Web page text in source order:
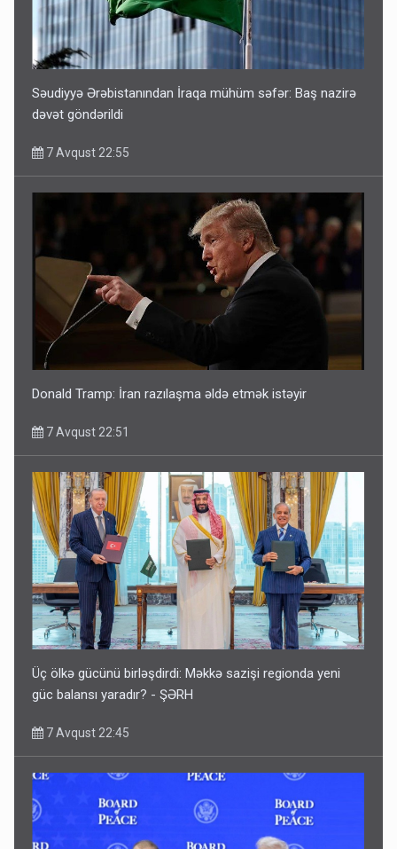
Səudiyyə Ərəbistanından İraqa mühüm səfər: Baş nazirə
dəvət göndərildi
7 Avqust 22:55
Donald Tramp: İran razılaşma əldə etmək istəyir
7 Avqust 22:51
Üç ölkə gücünü birləşdirdi: Məkkə sazişi regionda yeni
güc balansı yaradır? - ŞƏRH
7 Avqust 22:45